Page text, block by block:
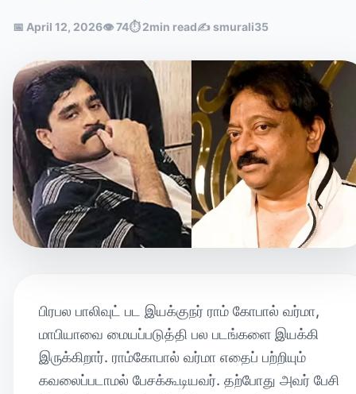
📅 April 12, 2026👁74⏱2min read✍️ smurali35
பிரபல பாலிவுட் பட இயக்குநர் ராம் கோபால் வர்மா,
மாபியாவை மையப்படுத்தி பல படங்களை இயக்கி
இருக்கிறார். ராம்கோபால் வர்மா எதைப் பற்றியும்
கவலைப்படாமல் பேசக்கூடியவர். தற்போது அவர் பேசி